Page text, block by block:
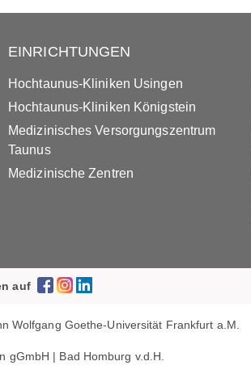
EINRICHTUNGEN
Hochtaunus-Kliniken Usingen
Hochtaunus-Kliniken Königstein
Medizinisches Versorgungszentrum
Taunus
Medizinische Zentren
auf
Wolfgang Goethe-Universität Frankfurt a.M.
gGmbH | Bad Homburg v.d.H.